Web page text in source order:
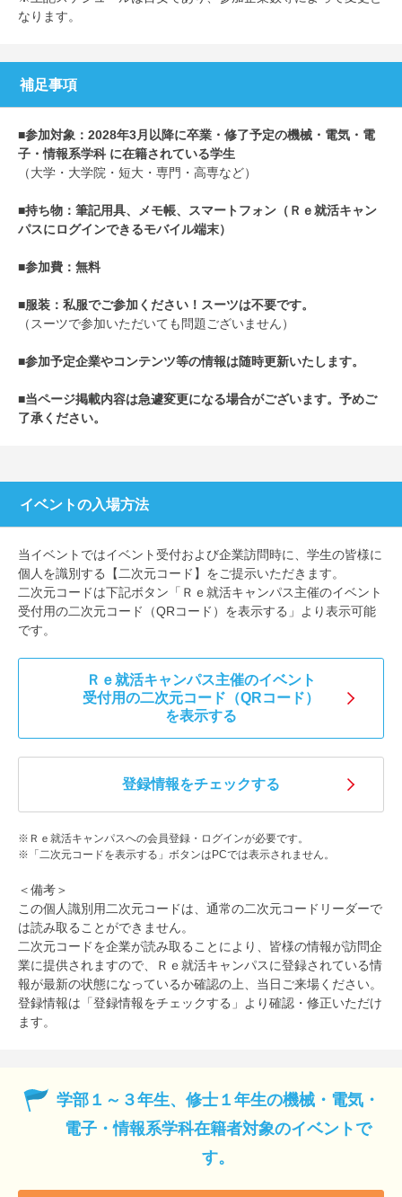
なります。
補足事項
■参加対象：2028年3月以降に卒業・修了予定の機械・電気・電
子・情報系学科 に在籍されている学生
（大学・大学院・短大・専門・高専など）
■持ち物：筆記用具、メモ帳、スマートフォン（Ｒｅ就活キャン
パスにログインできるモバイル端末）
■参加費：無料
■服装：私服でご参加ください！スーツは不要です。
（スーツで参加いただいても問題ございません）
■参加予定企業やコンテンツ等の情報は随時更新いたします。
■当ページ掲載内容は急遽変更になる場合がございます。予めご
了承ください。
イベントの入場方法
当イベントではイベント受付および企業訪問時に、学生の皆様に
個人を識別する【二次元コード】をご提示いただきます。
二次元コードは下記ボタン「Ｒｅ就活キャンパス主催のイベント
受付用の二次元コード（QRコード）を表示する」より表示可能
です。
Ｒｅ就活キャンパス主催のイベント
受付用の二次元コード（QRコード）
を表示する
登録情報をチェックする
※Ｒｅ就活キャンパスへの会員登録・ログインが必要です。
※「二次元コードを表示する」ボタンはPCでは表示されません。
＜備考＞
この個人識別用二次元コードは、通常の二次元コードリーダーで
は読み取ることができません。
二次元コードを企業が読み取ることにより、皆様の情報が訪問企
業に提供されますので、Ｒｅ就活キャンパスに登録されている情
報が最新の状態になっているか確認の上、当日ご来場ください。
登録情報は「登録情報をチェックする」より確認・修正いただけ
ます。
学部１～３年生、修士１年生の機械・電気・
電子・情報系学科在籍者対象のイベントで
す。